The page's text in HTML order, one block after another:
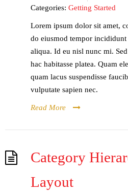
Categories: Getting Started
Lorem ipsum dolor sit amet,
do eiusmod tempor
aliqua. Id eu nisl nunc mi.
hac habitasse platea. Quam
quam lacus suspendisse
vulputate sapien nec.
Read More
Category
Layout